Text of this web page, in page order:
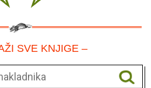
SVE KNJIGE –